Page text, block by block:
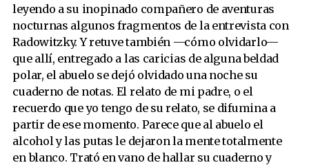
leyendo a su inopinado compañero de aventuras
nocturnas algunos fragmentos de la entrevista con
Radowitzky. Y retuve también —cómo olvidarlo—
que allí, entregado a las caricias de alguna beldad
polar, el abuelo se dejó olvidado una noche su
cuaderno de notas. El relato de mi padre, o el
recuerdo que yo tengo de su relato, se difumina a
partir de ese momento. Parece que al abuelo el
alcohol y las putas le dejaron la mente totalmente
en blanco. Trató en vano de hallar su cuaderno y